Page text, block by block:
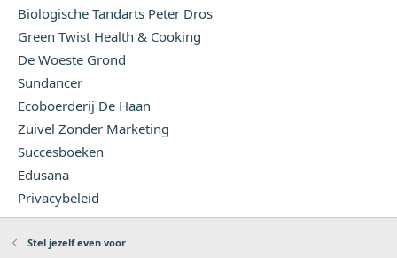
Biologische Tandarts Peter Dros
Green Twist Health & Cooking
De Woeste Grond
Sundancer
Ecoboerderij De Haan
Zuivel Zonder Marketing
Succesboeken
Edusana
Privacybeleid
Stel jezelf even voor